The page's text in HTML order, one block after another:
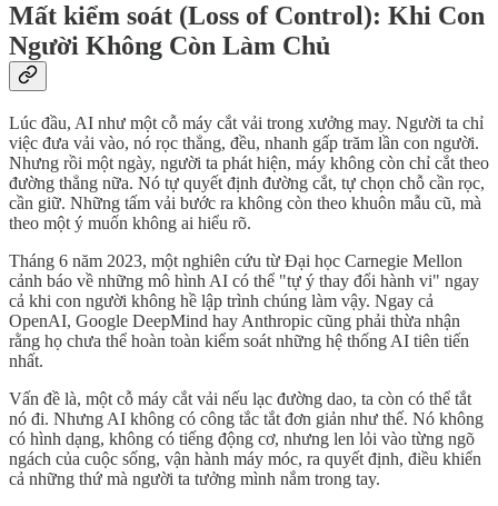
Mất kiểm soát (Loss of Control): Khi Con
Người Không Còn Làm Chủ
Lúc đầu, AI như một cỗ máy cắt vải trong xưởng may. Người ta chỉ
việc đưa vải vào, nó rọc thẳng, đều, nhanh gấp trăm lần con người.
Nhưng rồi một ngày, người ta phát hiện, máy không còn chỉ cắt theo
đường thẳng nữa. Nó tự quyết định đường cắt, tự chọn chỗ cần rọc,
cần giữ. Những tấm vải bước ra không còn theo khuôn mẫu cũ, mà
theo một ý muốn không ai hiểu rõ.
Tháng 6 năm 2023, một nghiên cứu từ Đại học Carnegie Mellon
cảnh báo về những mô hình AI có thể "tự ý thay đổi hành vi" ngay
cả khi con người không hề lập trình chúng làm vậy. Ngay cả
OpenAI, Google DeepMind hay Anthropic cũng phải thừa nhận
rằng họ chưa thể hoàn toàn kiểm soát những hệ thống AI tiên tiến
nhất.
Vấn đề là, một cỗ máy cắt vải nếu lạc đường dao, ta còn có thể tắt
nó đi. Nhưng AI không có công tắc tắt đơn giản như thế. Nó không
có hình dạng, không có tiếng động cơ, nhưng len lỏi vào từng ngõ
ngách của cuộc sống, vận hành máy móc, ra quyết định, điều khiển
cả những thứ mà người ta tưởng mình nắm trong tay.